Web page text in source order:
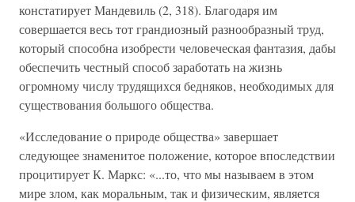
констатирует Мандевиль (2, 318). Благодаря им
совершается весь тот грандиозный разнообразный труд,
который способна изобрести человеческая фантазия, дабы
обеспечить честный способ заработать на жизнь
огромному числу трудящихся бедняков, необходимых для
существования большого общества.
«Исследование о природе общества» завершает
следующее знаменитое положение, которое впоследствии
процитирует К. Маркс: «...то, что мы называем в этом
мире злом, как моральным, так и физическим, является